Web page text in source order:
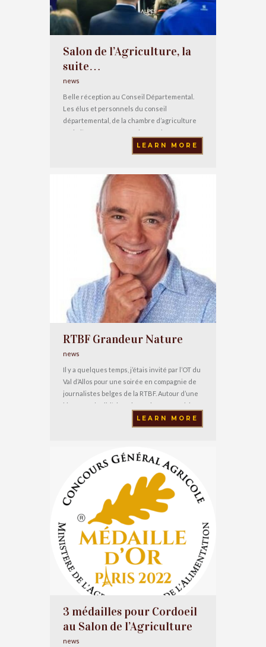
Salon de l’Agriculture, la
suite…
news
Belle réception au Conseil Départemental.
Les élus et personnels du conseil
départemental, de la chambre d’agriculture
et de l’AD04 ont été réunis avec les
producteurs pour fêter le retour en force de
notre département au salon de l’agriculture.
organisateurs pour ce grand retour.
LEARN MORE
RTBF Grandeur Nature
news
Il y a quelques temps, j’étais invité par l’OT du
Val d’Allos pour une soirée en compagnie de
journalistes belges de la RTBF. Autour d’une
bière Cordoeil, j’ai été interviewé par Adrien
Joveneau qui réalise l’émission « Grandeur
Nature ». La bonne humeur de l’animateur et
pour moi de découvrir à travers
LEARN MORE
3 médailles pour Cordoeil
au Salon de l’Agriculture
news